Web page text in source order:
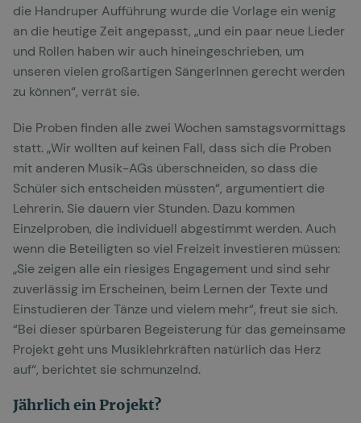
die Handruper Aufführung wurde die Vorlage ein wenig
an die heutige Zeit angepasst, „und ein paar neue Lieder
und Rollen haben wir auch hineingeschrieben, um
unseren vielen großartigen SängerInnen gerecht werden
zu können“, verrät sie.
Die Proben finden alle zwei Wochen samstagsvormittags
statt. „Wir wollten auf keinen Fall, dass sich die Proben
mit anderen Musik-AGs überschneiden, so dass die
Schüler sich entscheiden müssten“, argumentiert die
Lehrerin. Sie dauern vier Stunden. Dazu kommen
Einzelproben, die individuell abgestimmt werden. Auch
wenn die Beteiligten so viel Freizeit investieren müssen:
„Sie zeigen alle ein riesiges Engagement und sind sehr
zuverlässig im Erscheinen, beim Lernen der Texte und
Einstudieren der Tänze und vielem mehr“, freut sie sich.
“Bei dieser spürbaren Begeisterung für das gemeinsame
Projekt geht uns Musiklehrkräften natürlich das Herz
auf“, berichtet sie schmunzelnd.
Jährlich ein Projekt?